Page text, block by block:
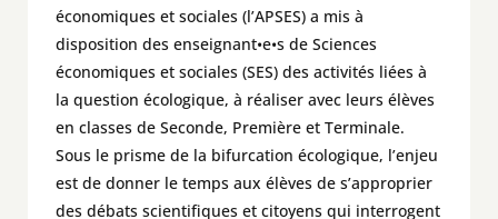
économiques et sociales (l’APSES) a mis à
disposition des enseignant•e•s de Sciences
économiques et sociales (SES) des activités liées à
la question écologique, à réaliser avec leurs élèves
en classes de Seconde, Première et Terminale.
Sous le prisme de la bifurcation écologique, l’enjeu
est de donner le temps aux élèves de s’approprier
des débats scientifiques et citoyens qui interrogent